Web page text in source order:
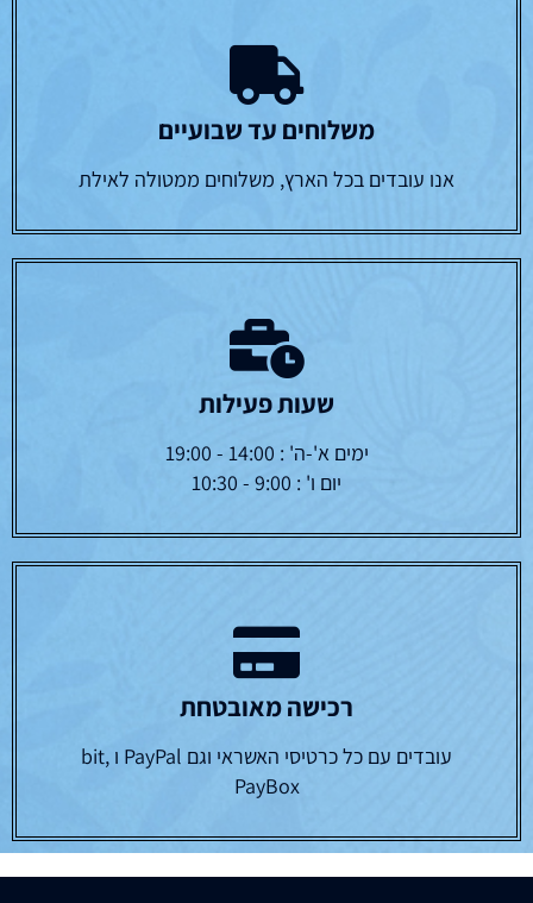
משלוחים עד שבועיים
אנו עובדים בכל הארץ, משלוחים ממטולה לאילת
שעות פעילות
ימים א'-ה' : 14:00 - 19:00
יום ו' : 9:00 - 10:30
רכישה מאובטחת
עובדים עם כל כרטיסי האשראי וגם PayPal ו bit,
PayBox